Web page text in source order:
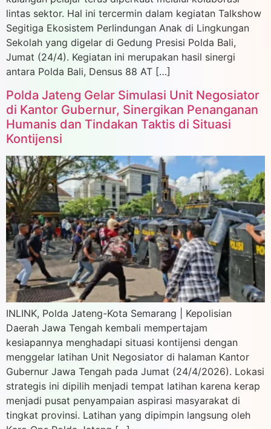
lintas sektor. Hal ini tercermin dalam kegiatan Talkshow
Segitiga Ekosistem Perlindungan Anak di Lingkungan
Sekolah yang digelar di Gedung Presisi Polda Bali,
Jumat (24/4). Kegiatan ini merupakan hasil sinergi
antara Polda Bali, Densus 88 AT […]
Polda Jateng Gelar Simulasi Unit Negosiator
di Kantor Gubernur, Sinergikan Penanganan
Humanis dan Tindakan Taktis di Situasi
Kontijensi
INLINK, Polda Jateng-Kota Semarang | Kepolisian
Daerah Jawa Tengah kembali mempertajam
kesiapannya menghadapi situasi kontijensi dengan
menggelar latihan Unit Negosiator di halaman Kantor
Gubernur Jawa Tengah pada Jumat (24/4/2026). Lokasi
strategis ini dipilih menjadi tempat latihan karena kerap
menjadi pusat penyampaian aspirasi masyarakat di
tingkat provinsi. ​Latihan yang dipimpin langsung oleh